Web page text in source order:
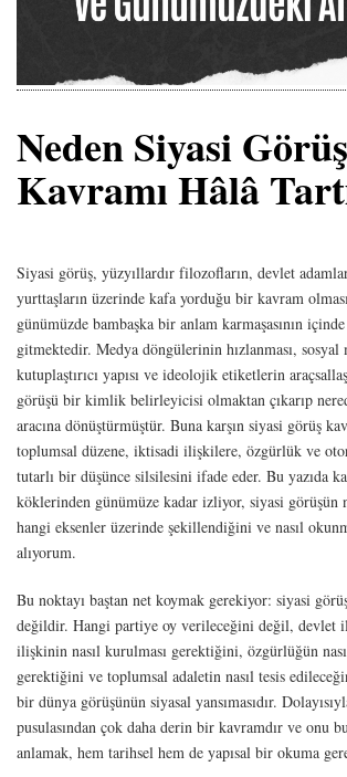
Neden Siyasi Görüş
Kavramı Hâlâ
Siyasi görüş, yüzyıllardır filozofların, devlet
yurttaşların üzerinde kafa yorduğu bir kavram
günümüzde bambaşka bir anlam karmaşasının
gitmektedir. Medya döngülerinin hızlanması, sosyal
kutuplaştırıcı yapısı ve ideolojik etiketlerin
görüşü bir kimlik belirleyicisi olmaktan çıkarıp
aracına dönüştürmüştür. Buna karşın siyasi görüş
toplumsal düzene, iktisadi ilişkilere, özgürlük ve
tutarlı bir düşünce silsilesini ifade eder. Bu yazıda
köklerinden günümüze kadar izliyor, siyasi görüşün
hangi eksenler üzerinde şekillendiğini ve nasıl
alıyorum.
Bu noktayı baştan net koymak gerekiyor: siyasi
değildir. Hangi partiye oy verileceğini değil, devlet
ilişkinin nasıl kurulması gerektiğini, özgürlüğün
gerektiğini ve toplumsal adaletin nasıl tesis
bir dünya görüşünün siyasal yansımasıdır.
pusulasından çok daha derin bir kavramdır ve onu
anlamak, hem tarihsel hem de yapısal bir okuma